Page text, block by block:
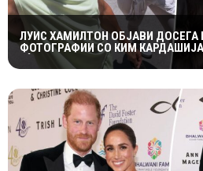
ЛУИС ХАМИЛТОН ОБЈАВИ ДОСЕГА
ФОТОГРАФИИ СО КИМ
СÈ ПОСЕРИОЗНА